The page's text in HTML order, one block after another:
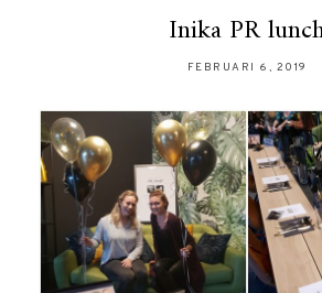
Inika PR
FEBRUARI 6, 2019